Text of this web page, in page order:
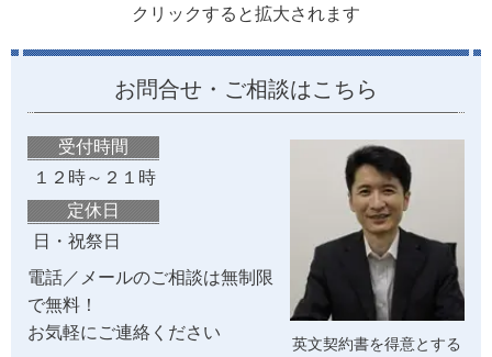
クリックすると拡大されます
お問合せ・ご相談はこちら
英文契約書を得意とする
受付時間
１２時～２１時
定休日
日・祝祭日
電話／メールのご相談は無制限
で無料！
お気軽にご連絡ください